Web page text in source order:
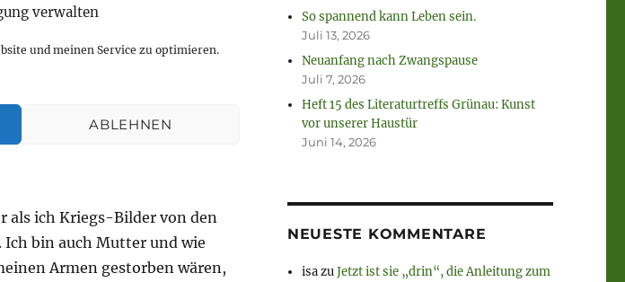
verwalten
und meinen Service zu optimieren.
ABLEHNEN
Jan Ebert
gespaltene Gesellschaften,
sich einige dumm und
und getötet
als ich Kriegs-Bilder von den
Ich bin auch Mutter und wie
Armen gestorben wären,
So spannend kann Leben sein.
Juli 13, 2026
Neuanfang nach Zwangspause
Juli 7, 2026
Heft 15 des Literaturtreffs Grünau: Kunst
vor unserer Haustür
Juni 14, 2026
NEUESTE KOMMENTARE
isazuJetzt ist sie „drin“, die Anleitung zum